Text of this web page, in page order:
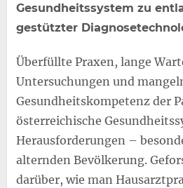
Gesundheitssystem zu
gestützter
Überfüllte Praxen, lange
Untersuchungen und
Gesundheitskompetenz der
österreichische
Herausforderungen –
alternden Bevölkerung.
darüber, wie man